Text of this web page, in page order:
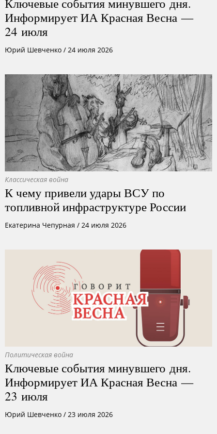
Информирует ИА Красная Весна —
24 июля
Юрий Шевченко / 24 июля 2026
Классическая война
К чему привели удары ВСУ по
топливной инфраструктуре России
Екатерина Чепурная / 24 июля 2026
Политическая война
Ключевые события минувшего дня.
Информирует ИА Красная Весна —
23 июля
Юрий Шевченко / 23 июля 2026